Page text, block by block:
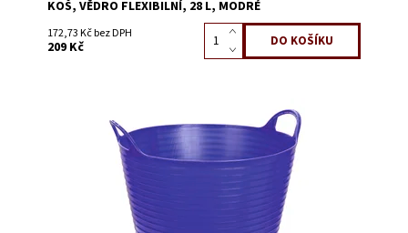
KOŠ, VĚDRO FLEXIBILNÍ, 28 L, MODRÉ
172,73 Kč bez DPH
209 Kč
Dostupnost:
Skladem 10
3862I